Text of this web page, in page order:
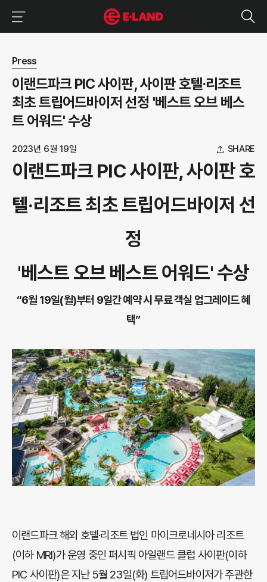
뉴스 상세보기
Press
이랜드파크 PIC 사이판, 사이판 호텔·리조트
최초 트립어드바이저 선정 '베스트 오브 베스
트 어워드' 수상
2023년 6월 19일 SHARE
이랜드파크 PIC 사이판, 사이판 호
텔·리조트 최초 트립어드바이저 선
정
'베스트 오브 베스트 어워드' 수상
“6월 19일(월)부터 9일간 예약 시 무료 객실 업그레이드 혜
택”
이랜드파크 해외 호텔·리조트 법인 마이크로네시아 리조트
(이하 MRI)가 운영 중인 퍼시픽 아일랜드 클럽 사이판(이하
PIC 사이판)은 지난 5월 23일(화) 트립어드바이저가 주관한